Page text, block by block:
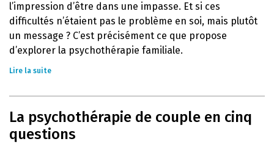
l’impression d’être dans une impasse. Et si ces
difficultés n’étaient pas le problème en soi, mais plutôt
un message ? C’est précisément ce que propose
d’explorer la psychothérapie familiale.
Lire la suite
La psychothérapie de couple en cinq
questions